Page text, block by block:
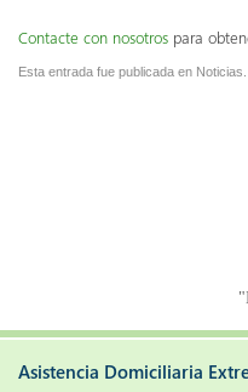
Contacte con nosotros para
Esta entrada fue publicada en Noticias
Asistencia Domiciliaria